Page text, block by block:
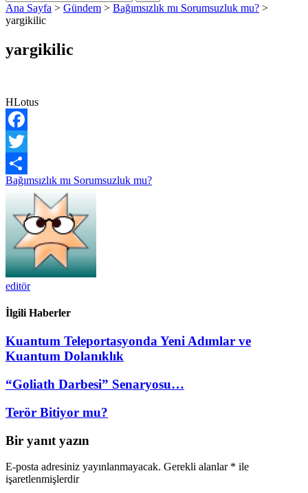
Ana Sayfa > Gündem > Bağımsızlık mı Sorumsuzluk mu? >
yargikilic
yargikilic
HLotus
Facebook
Twitter
Share
Yazı
gezinmesi
Bağımsızlık mı Sorumsuzluk mu?
editör
İlgili Haberler
Kuantum Teleportasyonda Yeni Adımlar ve
Kuantum Dolanıklık
“Goliath Darbesi” Senaryosu…
Terör Bitiyor mu?
Bir yanıt yazın
E-posta adresiniz yayınlanmayacak. Gerekli alanlar * ile
işaretlenmişlerdir